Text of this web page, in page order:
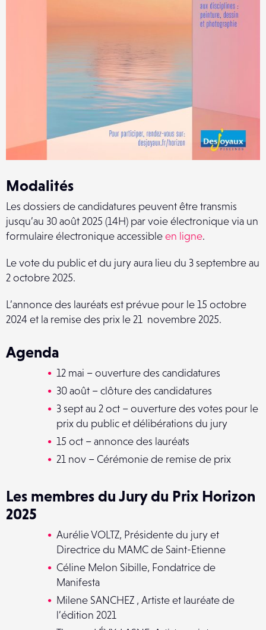
Modalités
Les dossiers de candidatures peuvent être transmis
jusqu’au 30 août 2025 (14H) par voie électronique via un
formulaire électronique accessibleen ligne.
Le vote du public et du jury aura lieu du 3 septembre au
2 octobre 2025.
L’annonce des lauréats est prévue pour le 15 octobre
2024 et la remise des prix le 21 novembre 2025.
Agenda
12 mai – ouverture des candidatures
30 août – clôture des candidatures
3 sept au 2 oct – ouverture des votes pour le
prix du public et délibérations du jury
15 oct – annonce des lauréats
21 nov – Cérémonie de remise de prix
Les membres du Jury du Prix Horizon
2025
Aurélie VOLTZ, Présidente du jury et
Directrice du MAMC de Saint-Etienne
Céline Melon Sibille, Fondatrice de
Manifesta
Milene SANCHEZ , Artiste et lauréate de
l’édition 2021